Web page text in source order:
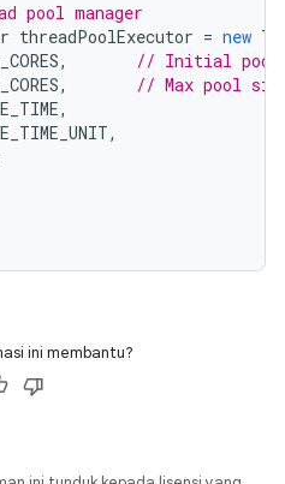
pool manager
threadPoolExecutor = new
,
// Initial pool
,
// Max pool
,
,
ini membantu?